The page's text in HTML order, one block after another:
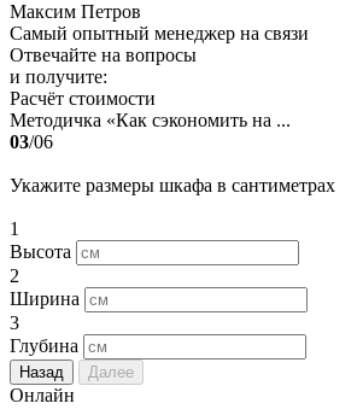
Максим Петров
Самый опытный менеджер на связи
Отвечайте на вопросы
и получите:
Расчёт стоимости
Методичка «Как сэкономить на ...
03/06
Укажите размеры шкафа в сантиметрах
1
Высота
2
Ширина
3
Глубина
Назад Далее
Онлайн